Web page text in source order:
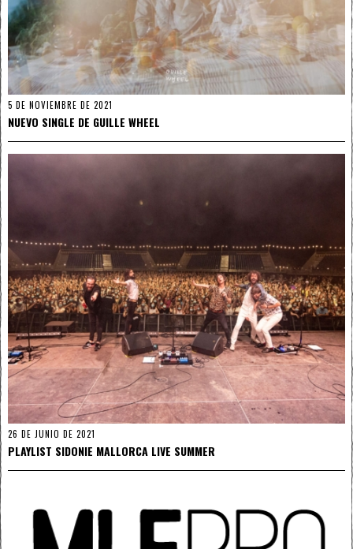
5 DE NOVIEMBRE DE 2021
NUEVO SINGLE DE GUILLE WHEEL
26 DE JUNIO DE 2021
PLAYLIST SIDONIE MALLORCA LIVE SUMMER